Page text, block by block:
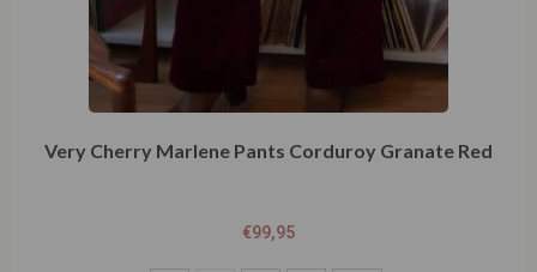
Very Cherry Marlene Pants Corduroy Granate Red
€99,95